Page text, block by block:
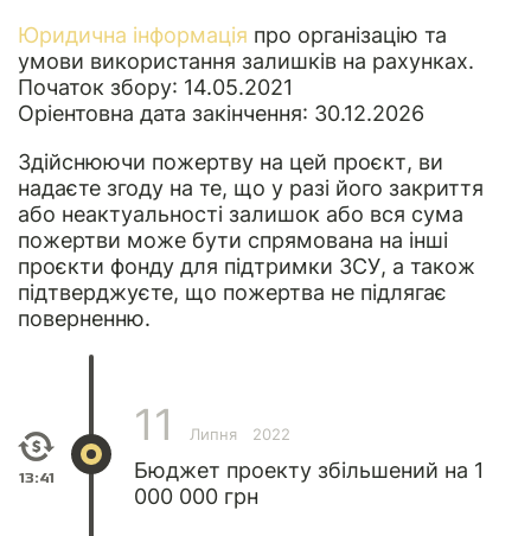
Юридична інформація про організацію та
умови використання залишків на рахунках.
Початок збору: 14.05.2021
Оріентовна дата закінчення: 30.12.2026
Здійснюючи пожертву на цей проєкт, ви
надаєте згоду на те, що у разі його закриття
або неактуальності залишок або вся сума
пожертви може бути спрямована на інші
проєкти фонду для підтримки ЗСУ, а також
підтверджуєте, що пожертва не підлягає
поверненню.
13:41
11 Липня 2022
Бюджет проекту збільшений на 1
000 000 грн